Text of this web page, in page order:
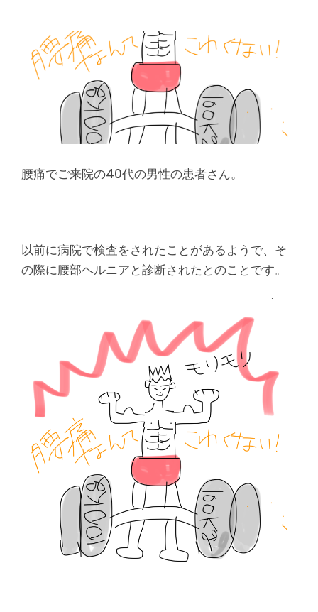
堺
筋
肩
り
腰
整
体
な
腰痛でご来院の40代の男性の患者さん。
以前に病院で検査をされたことがあるようで、そ
の際に腰部ヘルニアと診断されたとのことです。